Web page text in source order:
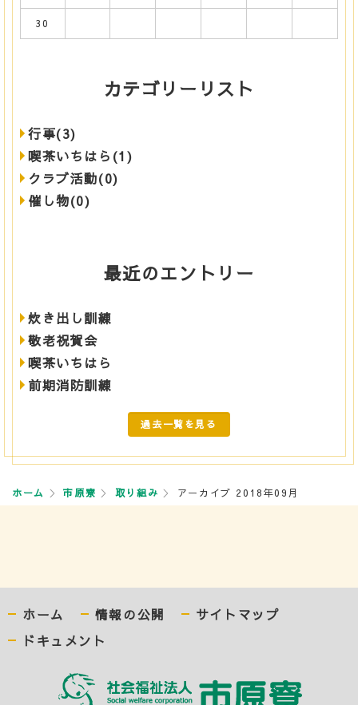
30
カテゴリーリスト
行事(3)
喫茶いちはら(1)
クラブ活動(0)
催し物(0)
最近のエントリー
炊き出し訓練
敬老祝賀会
喫茶いちはら
前期消防訓練
過去一覧を見る
ホーム 市原寮 取り組み アーカイブ 2018年09月
ホーム 情報の公開
サイトマップ
ドキュメント